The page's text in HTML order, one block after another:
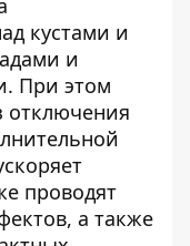
кустами и
и
При этом
отключения
проводят
а также